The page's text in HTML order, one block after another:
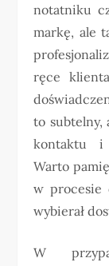
notatniku
markę, ale
ręce
to subtelny,
kontaktu i
Warto
w procesie
wybierał
W